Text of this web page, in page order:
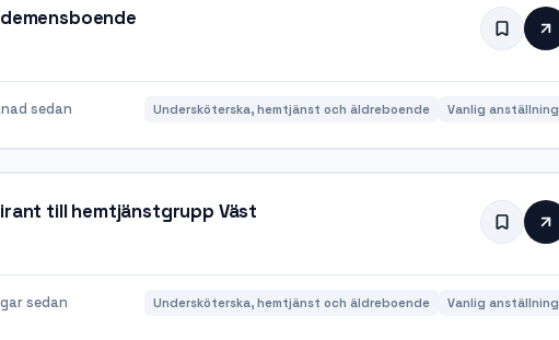
sedan Undersköterska, hemtjänst och äldreboende Vanlig anställning
till hemtjänstgrupp Väst
sedan Undersköterska, hemtjänst och äldreboende Vanlig anställning